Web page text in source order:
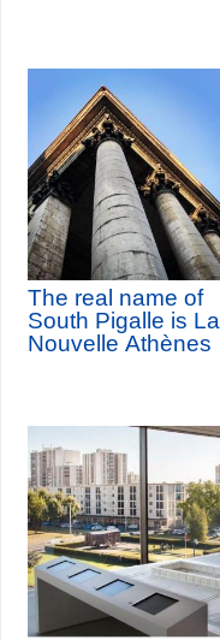
The real name of
South Pigalle is La
Nouvelle Athènes